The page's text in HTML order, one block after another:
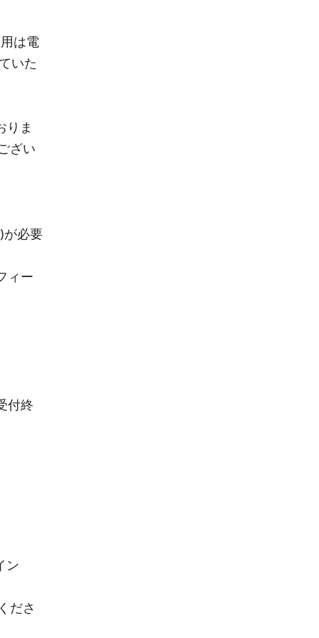
は電
いた
りま
ざい
が必要
ィー
付終
ン
ださ